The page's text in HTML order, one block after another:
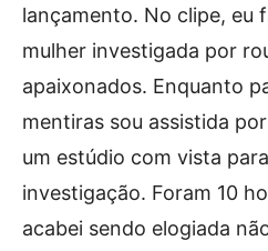
lançamento. No clipe, eu
mulher investigada por
apaixonados. Enquanto
mentiras sou assistida
um estúdio com vista
investigação. Foram 10
acabei sendo elogiada